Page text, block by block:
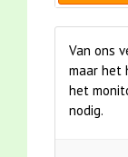
Van ons
maar het
het
nodig.